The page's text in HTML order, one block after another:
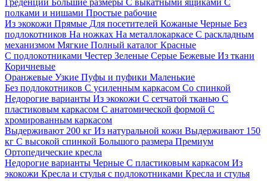
Греденции Большие размеры С выкатными ящиками С
полками и нишами Простые рабочие
Из экокожи Прямые Для посетителей Кожаные Черные Без
подлокотников На ножках На металлокаркасе С раскладным
механизмом Мягкие Полный каталог Красные
С подлокотниками Честер Зеленые Серые Бежевые Из ткани
Коричневые
Оранжевые Узкие Пуфы и пуфики Маленькие
Без подлокотников С усиленным каркасом Со спинкой
Недорогие варианты Из экокожи С сетчатой тканью С
пластиковым каркасом С анатомической формой С
хромированным каркасом
Выдерживают 200 кг Из натуральной кожи Выдерживают 150
кг С высокой спинкой Большого размера Премиум
Ортопедические кресла
Недорогие варианты Черные С пластиковым каркасом Из
экокожи Кресла и стулья с подлокотниками Кресла и стулья